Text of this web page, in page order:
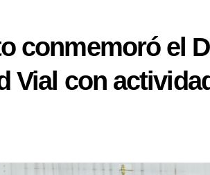
conmemoró el
Vial con